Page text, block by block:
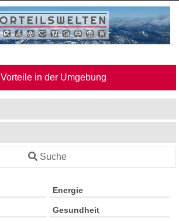
Vorteile in der Umgebung
Suche
Energie
Gesundheit